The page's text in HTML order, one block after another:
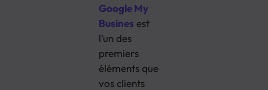
Google My
Busines est
l’un des
premiers
éléments que
vos clients